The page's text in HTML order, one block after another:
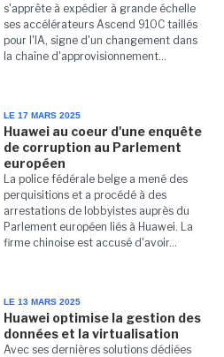
s'apprête à expédier à grande échelle
ses accélérateurs Ascend 910C taillés
pour l'IA, signe d'un changement dans
la chaîne d'approvisionnement...
LE 17 MARS 2025
Huawei au coeur d'une enquête
de corruption au Parlement
européen
La police fédérale belge a mené des
perquisitions et a procédé à des
arrestations de lobbyistes auprès du
Parlement européen liés à Huawei. La
firme chinoise est accusé d'avoir...
LE 13 MARS 2025
Huawei optimise la gestion des
données et la virtualisation
Avec ses dernières solutions dédiées